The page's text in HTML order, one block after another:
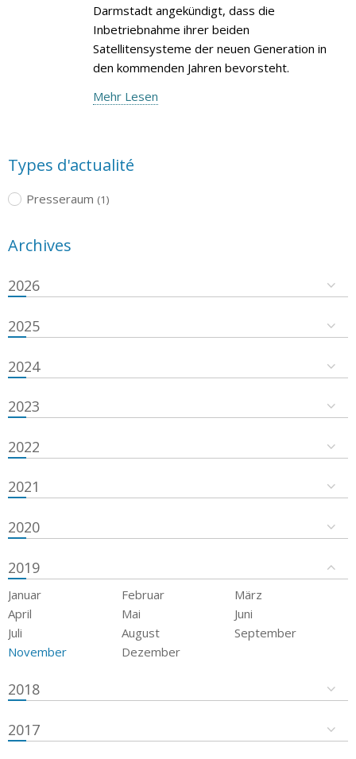
Darmstadt angekündigt, dass die
Inbetriebnahme ihrer beiden
Satellitensysteme der neuen Generation in
den kommenden Jahren bevorsteht.
Mehr Lesen
Types d'actualité
Presseraum (1)
Archives
2026
2025
2024
2023
2022
2021
2020
2019
Januar Februar
März
April
Mai
Juni
Juli
August
September
November
Dezember
2018
2017